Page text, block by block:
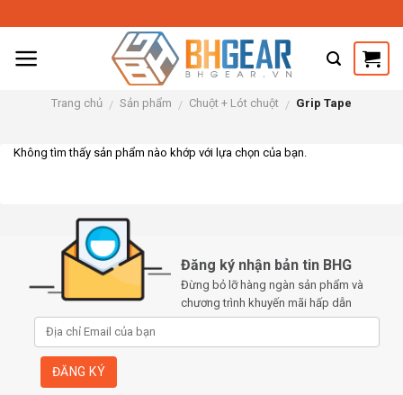
content
Trang chủ / Sản phẩm / Chuột + Lót chuột / Grip Tape
Không tìm thấy sản phẩm nào khớp với lựa chọn của bạn.
Đăng ký nhận bản tin BHG
Đừng bỏ lỡ hàng ngàn sản phẩm và
chương trình khuyến mãi hấp dẫn